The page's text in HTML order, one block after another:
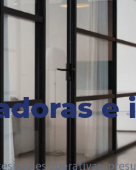
e
operativas,